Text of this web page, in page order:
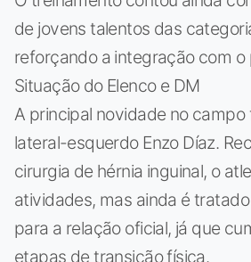
de jovens talentos das
reforçando a integração com o
Situação do Elenco e DM
A principal novidade no
lateral-esquerdo Enzo Díaz.
cirurgia de hérnia inguinal, o
atividades, mas ainda é
para a relação oficial, já que
etapas de transição física.